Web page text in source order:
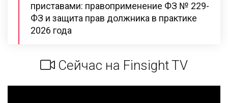
приставами: правоприменение ФЗ № 229-
ФЗ и защита прав должника в практике
2026 года
Сейчас на Finsight TV